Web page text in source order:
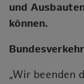
und
können.
„Wir beenden